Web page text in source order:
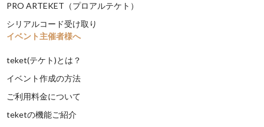
PRO ARTEKET（プロアルテケト）
シリアルコード受け取り
イベント主催者様へ
teket(テケト)とは？
イベント作成の方法
ご利用料金について
teketの機能ご紹介